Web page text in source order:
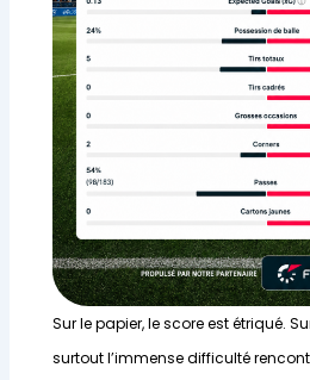
Sur le papier, le score est étriqué.
surtout l’immense difficulté